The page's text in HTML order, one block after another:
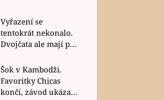
rychlé recepty
Vyřazení se
tentokrát nekonalo.
Dvojčata ale mají po
závodu nůž na krku
Šok v Kambodži.
Favoritky Chicas
končí, závod ukázal